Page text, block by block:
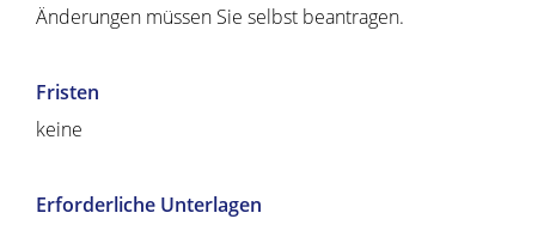
Änderungen müssen Sie selbst beantragen.
Fristen
keine
Erforderliche Unterlagen